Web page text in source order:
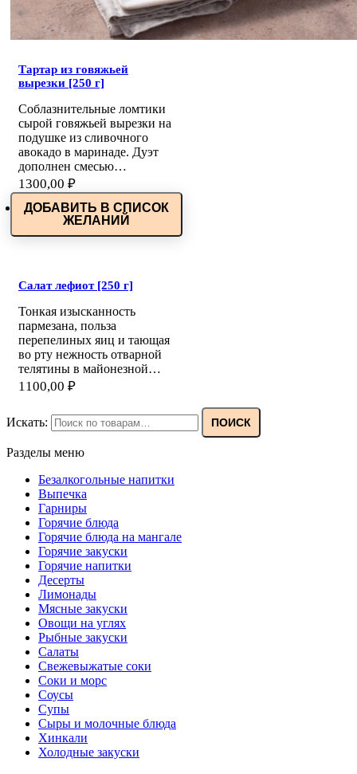
Тартар из говяжьей
вырезки [250 г]
Соблазнительные ломтики
сырой говяжьей вырезки на
подушке из сливочного
авокадо в маринаде. Дуэт
дополнен смесью…
1300,00 ₽
ДОБАВИТЬ В СПИСОК
ЖЕЛАНИЙ
Салат лефиот [250 г]
Тонкая изысканность
пармезана, польза
перепелиных яиц и тающая
во рту нежность отварной
телятины в майонезной…
1100,00 ₽
Искать: ПОИСК
Разделы меню
Безалкогольные напитки
Выпечка
Гарниры
Горячие блюда
Горячие блюда на мангале
Горячие закуски
Горячие напитки
Десерты
Лимонады
Мясные закуски
Овощи на углях
Рыбные закуски
Салаты
Свежевыжатые соки
Соки и морс
Соусы
Супы
Сыры и молочные блюда
Хинкали
Холодные закуски